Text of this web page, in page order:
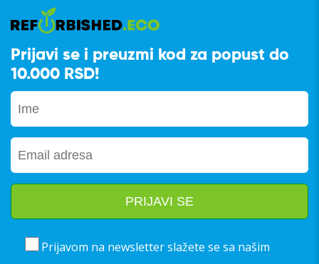
Prijavi se i preuzmi kod za popust do
10.000 RSD!
Prijavom na newsletter slažete se sa našim